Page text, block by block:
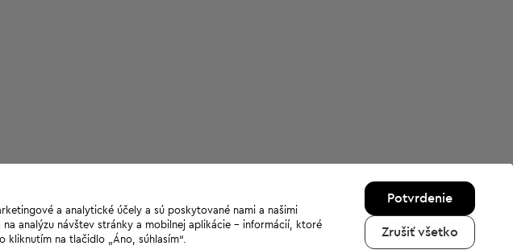
a analytické účely a sú poskytované nami a našimi
analýzu návštev stránky a mobilnej aplikácie - informácií, ktoré
na tlačidlo „Áno, súhlasím“.
Potvrdenie
Zrušiť všetko